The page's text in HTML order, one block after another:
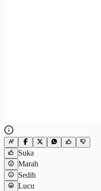
Suka
Marah
Sedih
Lucu